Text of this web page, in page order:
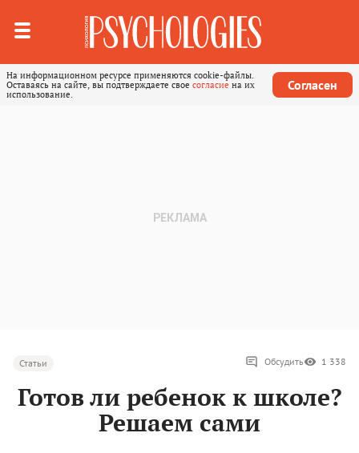
На информационном ресурсе применяются cookie-файлы.
Оставаясь на сайте, вы подтверждаете свое согласие на их
использование.
Согласен
Статьи Обсудить 1 338
Готов ли ребенок к школе?
Решаем сами